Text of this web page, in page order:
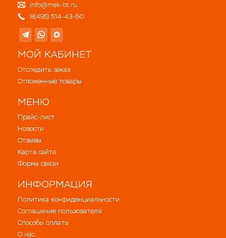
info@mek-bt.ru
8(495) 514-43-60
МОЙ КАБИНЕТ
Отследить заказ
Отложенные товары
МЕНЮ
Прайс-лист
Новости
Отзывы
Карта сайта
Форма связи
ИНФОРМАЦИЯ
Политика конфиденциальности
Соглашение пользователя
Способы оплаты
О нас